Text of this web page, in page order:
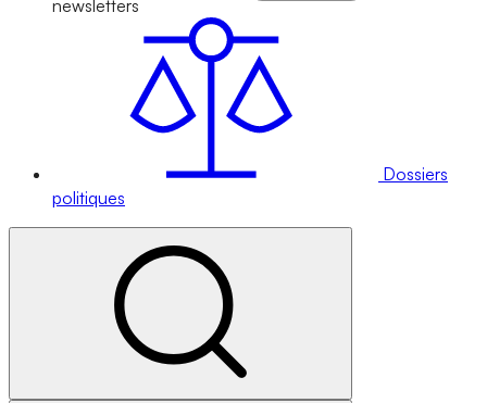
newsletters
Dossiers
politiques